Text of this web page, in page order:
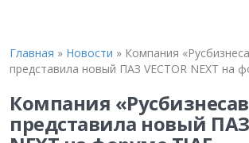
Главная » Новости » Компания
представила новый ПАЗ VECTOR NEXT на
Компания
представила новый ПАЗ